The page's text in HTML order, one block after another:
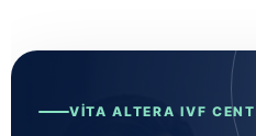
VITA ALTERA IVF